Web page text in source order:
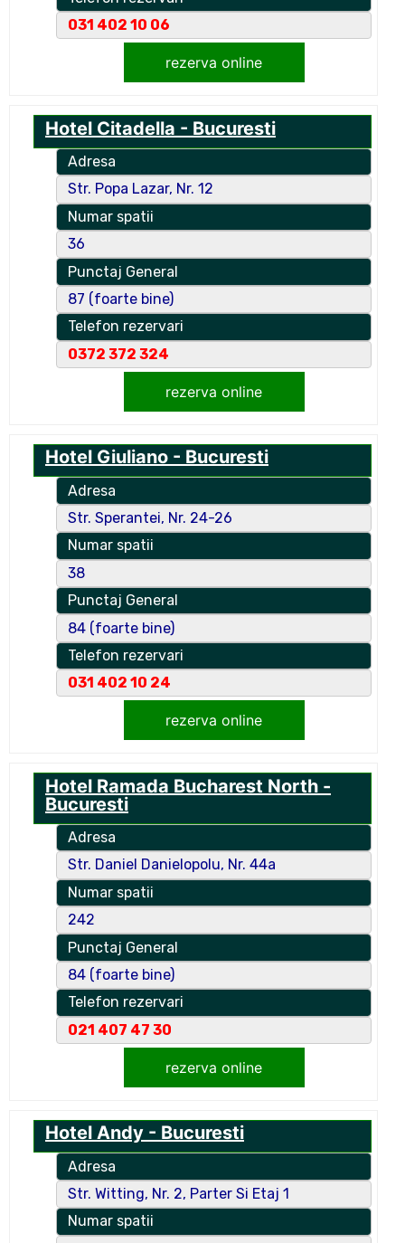
031 402 10 06
rezerva online
Hotel Citadella - Bucuresti
Adresa
Str. Popa Lazar, Nr. 12
Numar spatii
36
Punctaj General
87 (foarte bine)
Telefon rezervari
0372 372 324
rezerva online
Hotel Giuliano - Bucuresti
Adresa
Str. Sperantei, Nr. 24-26
Numar spatii
38
Punctaj General
84 (foarte bine)
Telefon rezervari
031 402 10 24
rezerva online
Hotel Ramada Bucharest North -
Bucuresti
Adresa
Str. Daniel Danielopolu, Nr. 44a
Numar spatii
242
Punctaj General
84 (foarte bine)
Telefon rezervari
021 407 47 30
rezerva online
Hotel Andy - Bucuresti
Adresa
Str. Witting, Nr. 2, Parter Si Etaj 1
Numar spatii